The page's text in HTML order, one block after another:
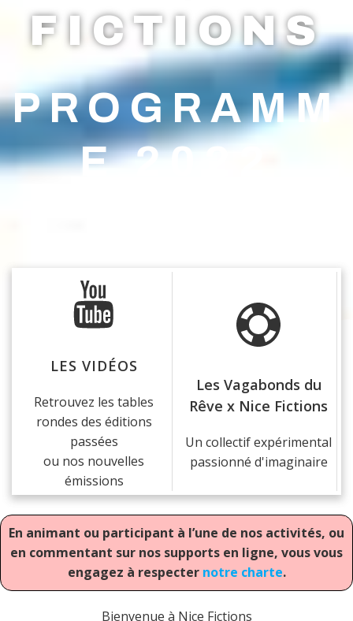
FICTIONS
PROGRAMM
E 2022
LES VIDÉOS
Retrouvez les tables
rondes des éditions
passées
ou nos nouvelles
émissions
Les Vagabonds du
Rêve x Nice Fictions
Un collectif expérimental
passionné d'imaginaire
En animant ou participant à l’une de nos activités, ou
en commentant sur nos supports en ligne, vous vous
engagez à respecter notre charte.
Bienvenue à Nice Fictions